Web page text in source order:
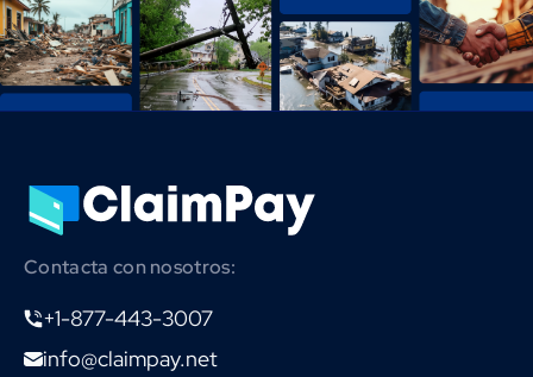
Contacta con nosotros:
+1-877-443-3007
info@claimpay.net